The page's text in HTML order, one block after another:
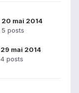
20 mai 2014
5 posts
29 mai 2014
4 posts